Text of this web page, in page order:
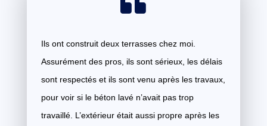
Ils ont construit deux terrasses chez moi.
Assurément des pros, ils sont sérieux, les délais
sont respectés et ils sont venu après les travaux,
pour voir si le béton lavé n’avait pas trop
travaillé. L’extérieur était aussi propre après les